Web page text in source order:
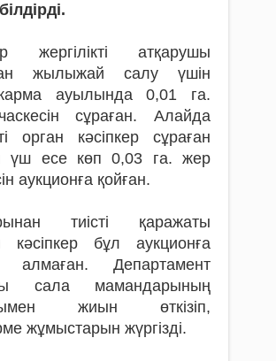
жергілікті атқарушы
жылыжай салу үшін
ауылында 0,01 га.
сұраған. Алайда
орган кәсіпкер сұраған
үш есе көп 0,03 га. жер
аукционға қойған.
тиісті қаражаты
кәсіпкер бұл аукционға
алмаған. Департамент
сала мамандарының
жиын өткізіп,
жұмыстарын жүргізді.